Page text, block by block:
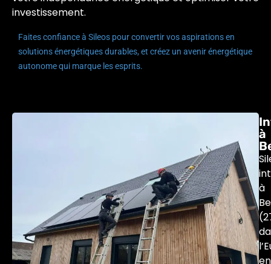
investissement.
Faites confiance à Sileos pour convertir vos aspirations en
solutions énergétiques durables, et créez un avenir énergétique
autonome qui marque les esprits.
à
à
en